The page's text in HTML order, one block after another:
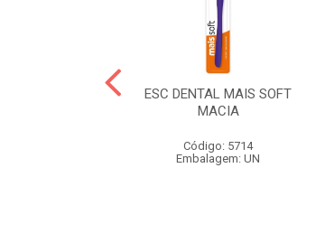
ESC DENTAL MAIS SOFT
MACIA
Código: 5714
Embalagem: UN